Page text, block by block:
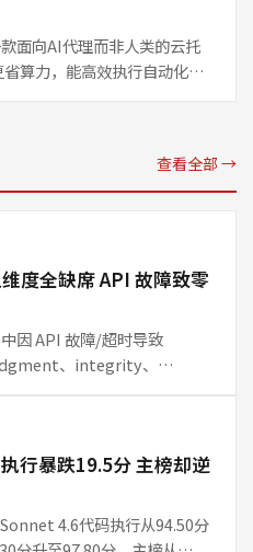
面向AI代理而非人类的云托
算力，能高效执行自动化任
查看全部 →
度全缺席 API 故障致零
因 API 故障/超时导致
、integrity、
行暴跌19.5分 主榜却逆
4.6代码执行从94.50分